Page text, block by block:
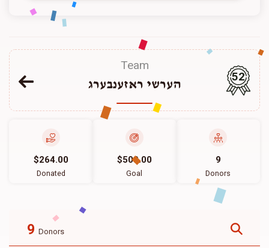
Team
הערשי ראזענבערג
52
$264.00
Donated
$500.00
Goal
9
Donors
9 Donors